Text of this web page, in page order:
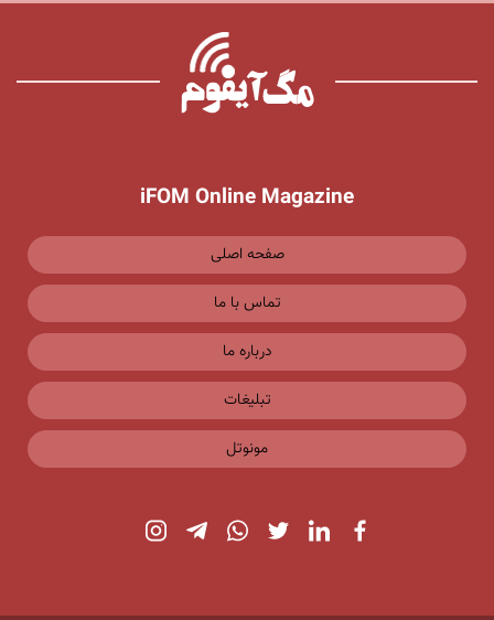
iFOM Online Magazine
صفحه اصلی
تماس با ما
درباره ما
تبلیغات
مونوتل